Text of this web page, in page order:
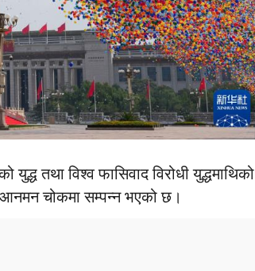
तथा विश्व फासिवाद विरोधी युद्धमाथिको
चोकमा सम्पन्न भएको छ।